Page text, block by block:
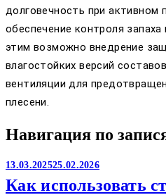
долговечность при активном
обеспечение контроля запаха
этим возможно внедрение
влагостойких версий
вентиляции для
плесени.
Навигация по
13.03.202525.02.2026
Как использовать